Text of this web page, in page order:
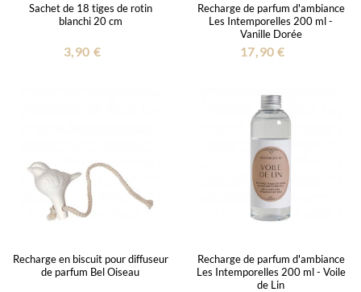
Sachet de 18 tiges de rotin
blanchi 20 cm
3,90 €
Recharge de parfum d'ambiance
Les Intemporelles 200 ml -
Vanille Dorée
17,90 €
Recharge en biscuit pour diffuseur
de parfum Bel Oiseau
Recharge de parfum d'ambiance
Les Intemporelles 200 ml - Voile
de Lin